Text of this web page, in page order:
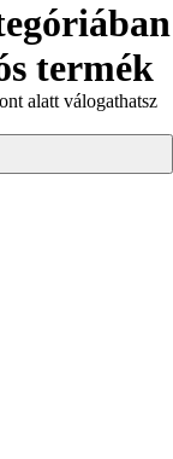
termék
alatt válogathatsz